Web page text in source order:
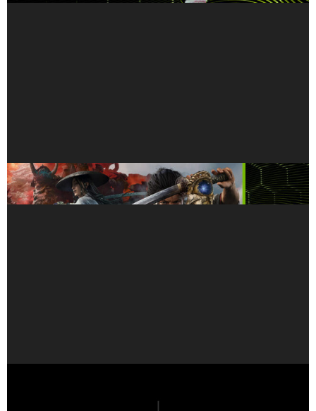
今すぐ至高の剣戟アクションを体験せよ――『鬼武者
Way of the Sword』が GeForce NOW に登場